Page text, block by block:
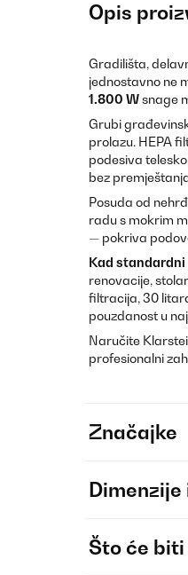
Opis
Gradilišta,
jednostavno ne
1.800 Wsnage
Grubi
prolazu. HEPA
podesiva
bez
Posuda od
radu s mokrim
— pokriva
Kad standardni
renovacije,
filtracija, 30
pouzdanost u
Naručite
profesionalni
Značajke
Što će